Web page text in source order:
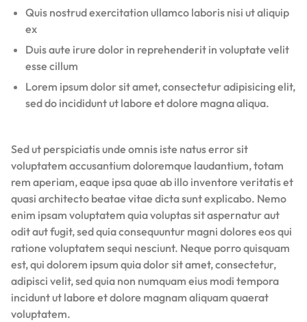
Quis nostrud exercitation ullamco laboris nisi ut aliquip
ex
Duis aute irure dolor in reprehenderit in voluptate velit
esse cillum
Lorem ipsum dolor sit amet, consectetur adipisicing elit,
sed do incididunt ut labore et dolore magna aliqua.
Sed ut perspiciatis unde omnis iste natus error sit
voluptatem accusantium doloremque laudantium, totam
rem aperiam, eaque ipsa quae ab illo inventore veritatis et
quasi architecto beatae vitae dicta sunt explicabo. Nemo
enim ipsam voluptatem quia voluptas sit aspernatur aut
odit aut fugit, sed quia consequuntur magni dolores eos qui
ratione voluptatem sequi nesciunt. Neque porro quisquam
est, qui dolorem ipsum quia dolor sit amet, consectetur,
adipisci velit, sed quia non numquam eius modi tempora
incidunt ut labore et dolore magnam aliquam quaerat
voluptatem.